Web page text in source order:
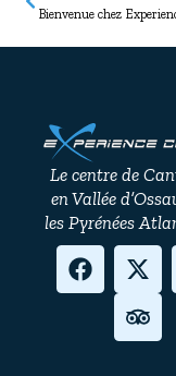
Bienvenue chez
Le centre de
en Vallée
les Pyrénées